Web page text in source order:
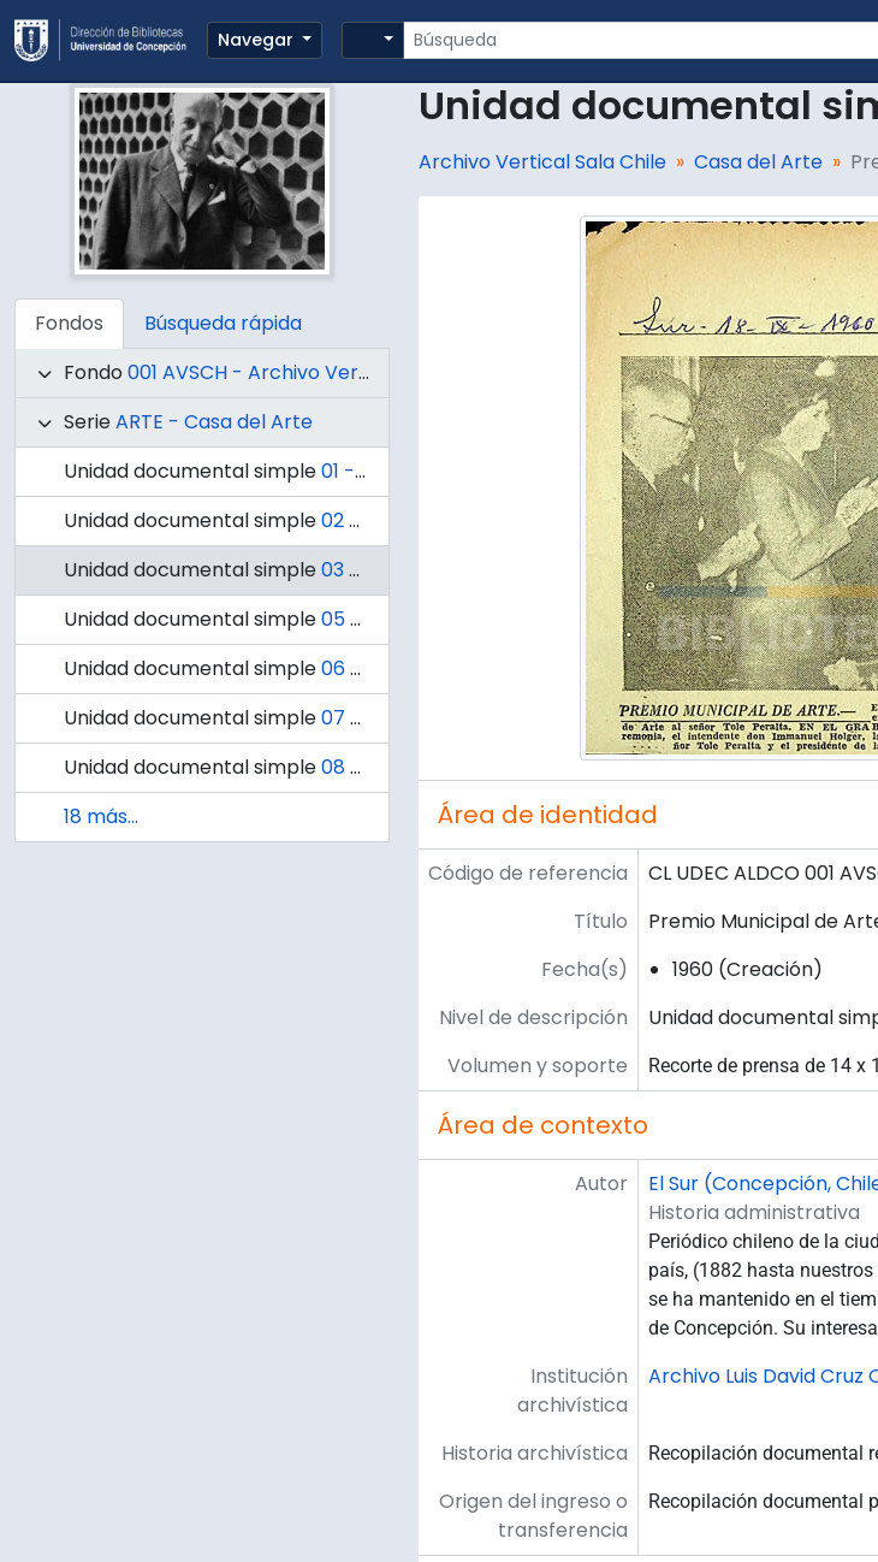
Skip to main content
Navegar
Búsqueda
Search options
Fondos
Búsqueda rápida
Fondo 001 AVSCH - Archivo Vertical Sala Chile
SerieARTE - Casa del Arte
Unidad documental simple01 - Mural " Presencia de América Latina"
Unidad documental simple02 - Generación de Pintores de 1913: En colección de la Universidad
Unidad documental simple03 - Premio Municipal de Arte
Unidad documental simple05 - Mural " Presencia de América Latina" de Jorge González Camarena
Unidad documental simple06 - Museo de reproducciones : 225 obras de la pintura universal / Casa del Arte
Unidad documental simple07 - Salón Regional de Artes Plásticas: Jornadas Universitarias
Unidad documental simple08 - Cien años de la pintura impresionista.
18 más...
Unidad documental
Archivo Vertical Sala Chile Casa del Arte
Área de identidad
Código de referencia
CL UDEC ALDCO 001
Título
Premio Municipal de
Fecha(s)
1960 (Creación)
Nivel de descripción
Unidad documental
Volumen y soporte
Recorte de prensa de 14 x
Área de contexto
Autor
El Sur (Concepción,
Historia administrativa
Periódico chileno de la
país, (1882 hasta
se ha mantenido en el
de Concepción. Su
Institución
archivística
Archivo Luis David
Historia archivística Recopilación documental
Origen del ingreso o
transferencia
Recopilación documental